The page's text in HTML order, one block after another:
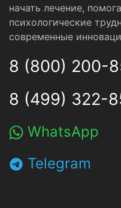
начать лечение,
психологические
современные
8 (800) 200-
8 (499) 322-
WhatsApp
Telegram